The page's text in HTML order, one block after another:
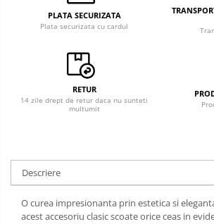
PLATA SECURIZATA
Plata securizata cu cardul
RETUR
14 zile drept de retur daca nu sunteti
multumit
Descriere
O curea impresionanta prin estetica si
acest accesoriu clasic scoate orice ceas in